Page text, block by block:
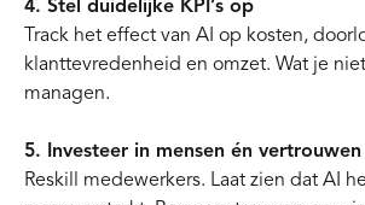
4. Stel duidelijke KPI’s op
Track het effect van AI op kosten,
klanttevredenheid en omzet. Wat je
managen.
5. Investeer in mensen én vertrouwen
Reskill medewerkers. Laat zien dat AI